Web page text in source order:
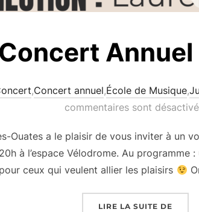
Annuel
,Concert annuel,École de Musique,
commentaires sont
Ouates a le plaisir de vous inviter à un
à l’espace Vélodrome. Au programme
ceux qui veulent allier les plaisirs
LIRE LA SUITE DE«